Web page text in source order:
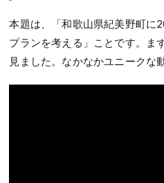
本題は、「和歌山県紀美野町に
プランを考える」ことです。ま
見ました。なかなかユニークな